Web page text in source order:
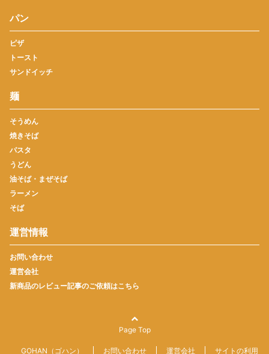
パン
ピザ
トースト
サンドイッチ
麺
そうめん
焼きそば
パスタ
うどん
油そば・まぜそば
ラーメン
そば
運営情報
お問い合わせ
運営会社
新商品のレビュー記事のご依頼はこちら
Page Top
GOHAN（ゴハン） お問い合わせ 運営会社 サイトの利用